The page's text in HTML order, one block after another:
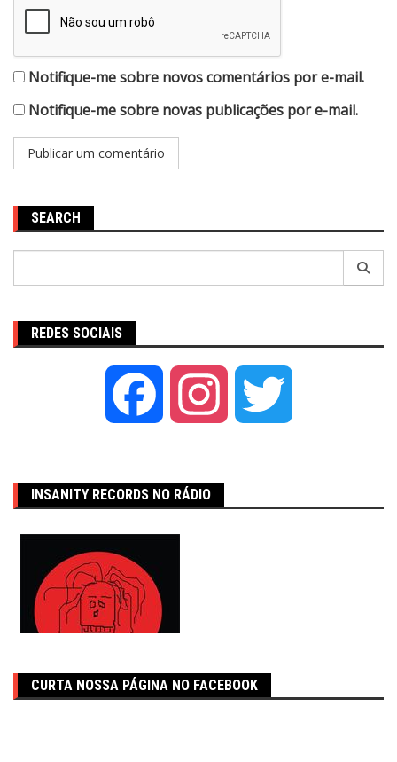
Notifique-me sobre novos comentários por e-mail.
Notifique-me sobre novas publicações por e-mail.
SEARCH
REDES SOCIAIS
Facebook Instagram
INSANITY RECORDS NO RÁDIO
CURTA NOSSA PÁGINA NO FACEBOOK